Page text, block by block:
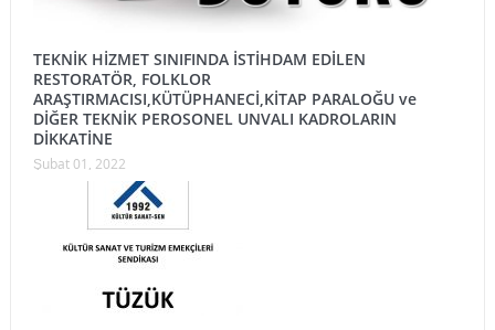
TEKNİK HİZMET SINIFINDA İSTİHDAM EDİLEN
RESTORATÖR, FOLKLOR
ARAŞTIRMACISI,KÜTÜPHANECİ,KİTAP PARALOĞU ve
DİĞER TEKNİK PEROSONEL UNVALI KADROLARIN
DİKKATİNE
Şubat 01, 2022